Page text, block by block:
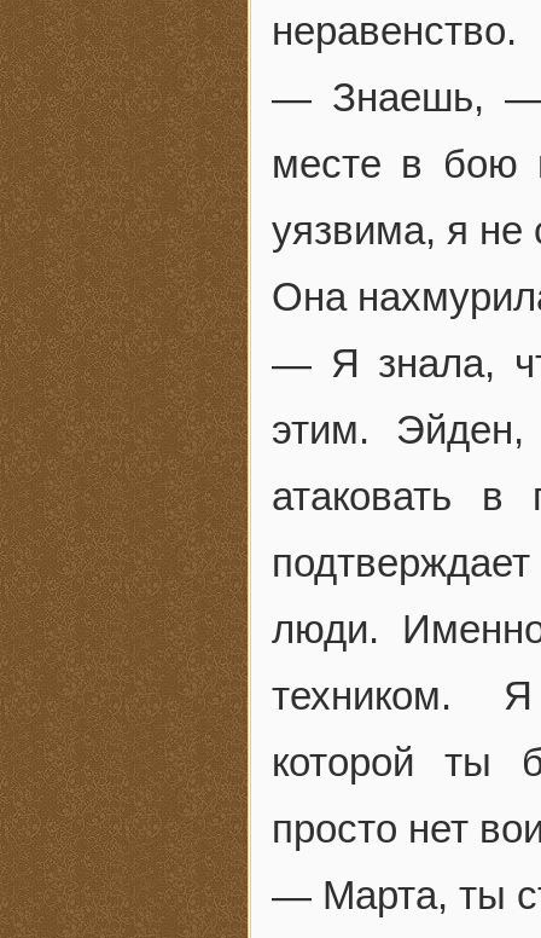
неравенство.
— Знаешь, —
месте в бою
уязвима, я не
Она
— Я знала,
этим.
атаковать в
люди.
техником. Я
которой ты
просто нет
— Марта, ты